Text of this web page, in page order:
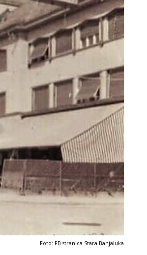
Foto: FB stranica Stara Banjaluka